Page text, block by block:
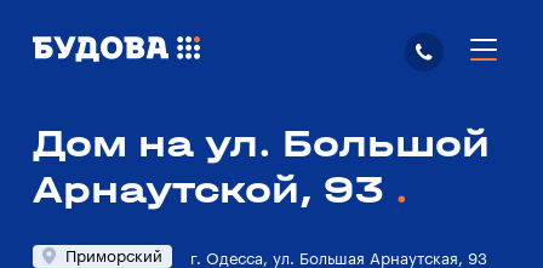
Дом на ул. Большой
Арнаутской, 93
Приморский г. Одесса, ул. Большая Арнаутская, 93